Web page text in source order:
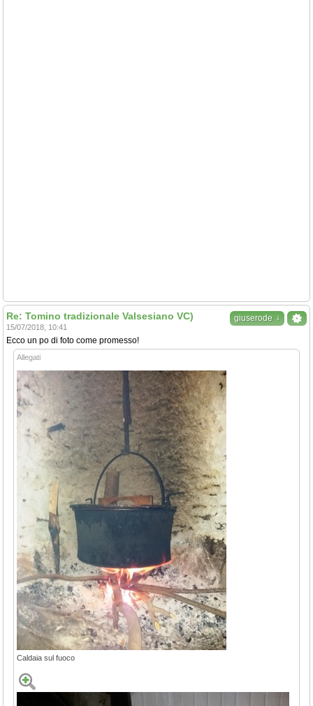
giuserode ↓
Re: Tomino tradizionale Valsesiano VC)
15/07/2018, 10:41
Ecco un po di foto come promesso!
Allegati
Caldaia sul fuoco